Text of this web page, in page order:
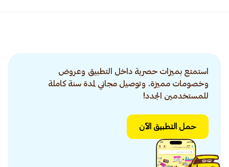
استمتع بميزات حصرية داخل التطبيق وعروض
وخصومات مميزة. وتوصيل مجاني لمدة سنة كاملة
للمستخدمين الجدد!
حمل التطبيق الآن